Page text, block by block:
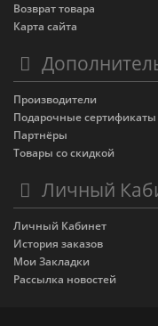
Возврат товара
Карта сайта
Производители
Подарочные сертификаты
Партнёры
Товары со скидкой
Личный
Личный Кабинет
История заказов
Мои Закладки
Рассылка новостей